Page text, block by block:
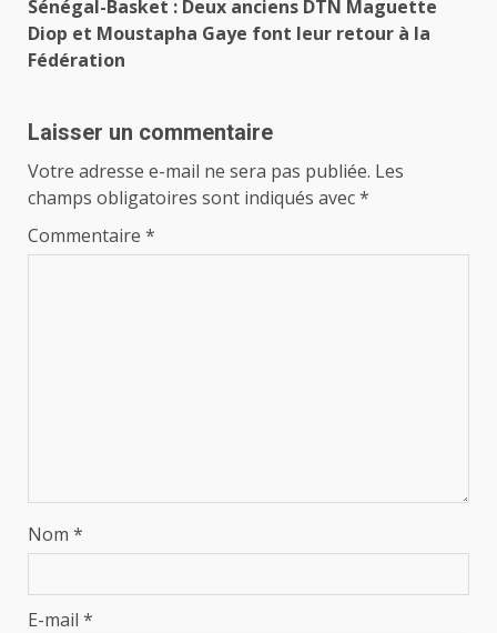
Sénégal-Basket : Deux anciens DTN Maguette
Diop et Moustapha Gaye font leur retour à la
Fédération
Laisser un commentaire
Votre adresse e-mail ne sera pas publiée. Les
champs obligatoires sont indiqués avec*
Commentaire *
Nom *
E-mail *